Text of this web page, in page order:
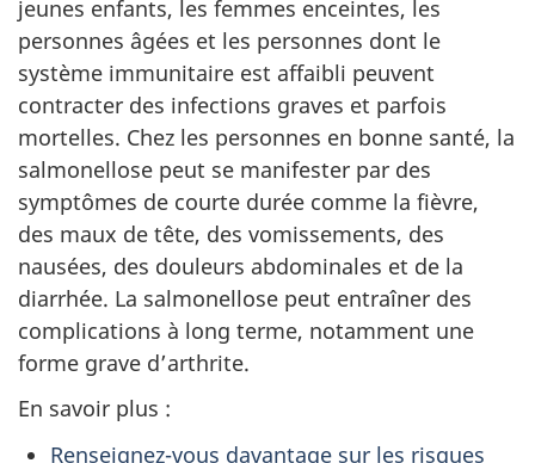
jeunes enfants, les femmes enceintes, les
personnes âgées et les personnes dont le
système immunitaire est affaibli peuvent
contracter des infections graves et parfois
mortelles. Chez les personnes en bonne santé, la
salmonellose peut se manifester par des
symptômes de courte durée comme la fièvre,
des maux de tête, des vomissements, des
nausées, des douleurs abdominales et de la
diarrhée. La salmonellose peut entraîner des
complications à long terme, notamment une
forme grave d’arthrite.
En savoir plus :
Renseignez-vous davantage sur les risques